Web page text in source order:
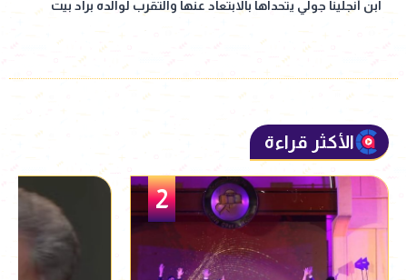
ابن أنجلينا جولي يتحداها بالابتعاد عنها والتقرب لوالده براد بيت
الأكثر قراءة
3